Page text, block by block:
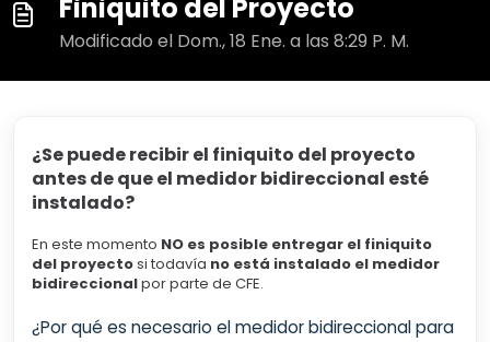
Finiquito del Proyecto
Modificado el Dom., 18 Ene. a las 8:29 P. M.
¿Se puede recibir el finiquito del proyecto
antes de que el medidor bidireccional esté
instalado?
En este momento NO es posible entregar el finiquito
del proyectosi todavía no está instalado el medidor
bidireccionalpor parte de CFE.
¿Por qué es necesario el medidor bidireccional para